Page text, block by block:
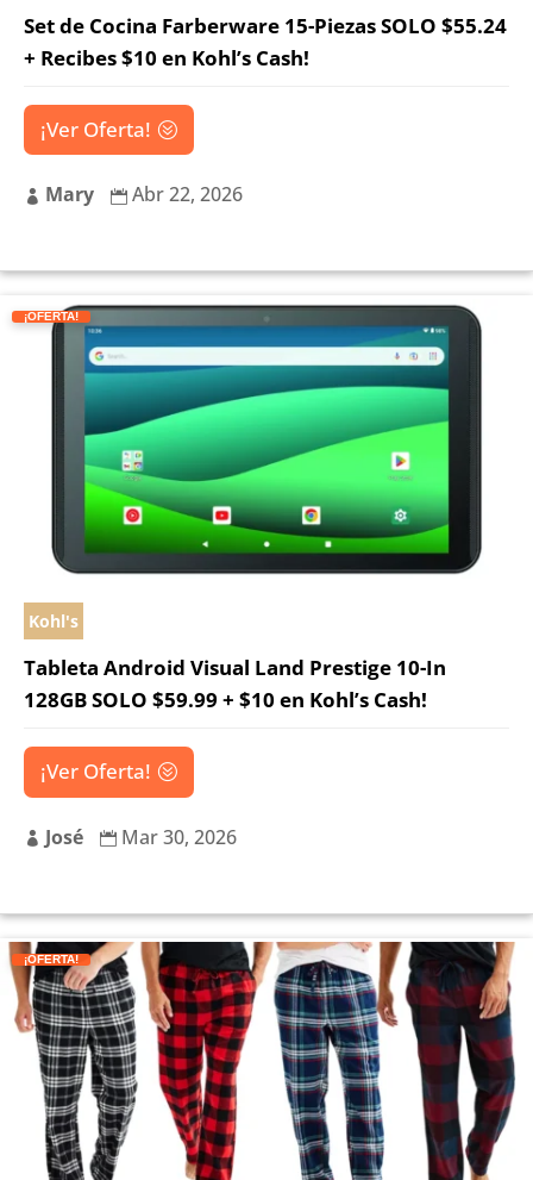
Set de Cocina Farberware 15-Piezas SOLO $55.24
+ Recibes $10 en Kohl’s Cash!
¡Ver Oferta!
 Mary  Abr 22, 2026
¡OFERTA!
Kohl's
Tableta Android Visual Land Prestige 10-In
128GB SOLO $59.99 + $10 en Kohl’s Cash!
¡Ver Oferta!
 José  Mar 30, 2026
¡OFERTA!